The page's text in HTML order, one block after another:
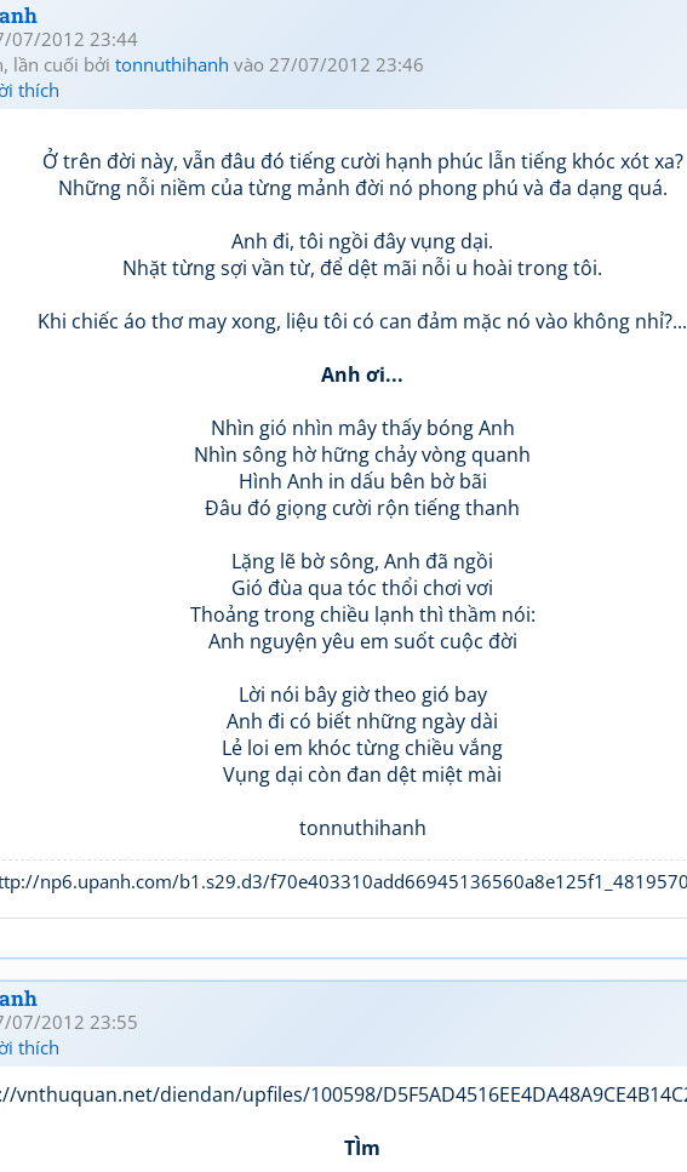
07/2012 23:44
lần cuối bởi tonnuthihanh vào 27/07/2012 23:46
thích
Ở trên đời này, vẫn đâu đó tiếng cười hạnh phúc lẫn tiếng khóc xót xa?
Những nỗi niềm của từng mảnh đời nó phong phú và đa dạng quá.
Anh đi, tôi ngồi đây vụng dại.
Nhặt từng sợi vần từ, để dệt mãi nỗi u hoài trong tôi.
Khi chiếc áo thơ may xong, liệu tôi có can đảm mặc nó vào không nhỉ?...
Anh ơi...
Nhìn gió nhìn mây thấy bóng Anh
Nhìn sông hờ hững chảy vòng quanh
Hình Anh in dấu bên bờ bãi
Đâu đó giọng cười rộn tiếng thanh
Lặng lẽ bờ sông, Anh đã ngồi
Gió đùa qua tóc thổi chơi vơi
Thoảng trong chiều lạnh thì thầm nói:
Anh nguyện yêu em suốt cuộc đời
Lời nói bây giờ theo gió bay
Anh đi có biết những ngày dài
Lẻ loi em khóc từng chiều vắng
Vụng dại còn đan dệt miệt mài
tonnuthihanh
07/2012 23:55
thích
TÌm